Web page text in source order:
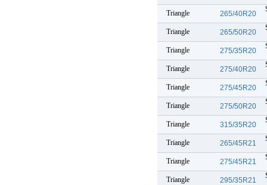
Triangle 265/40R20
Triangle 265/50R20
Triangle 275/35R20
Triangle 275/40R20
Triangle 275/45R20
Triangle 275/50R20
Triangle 315/35R20
Triangle 265/45R21
Triangle 275/45R21
Triangle 295/35R21